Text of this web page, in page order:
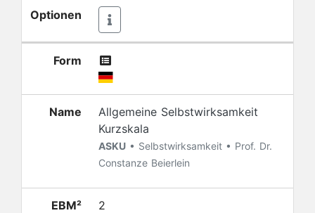
Optionen
Form
Name
Allgemeine Selbstwirksamkeit
Kurzskala
ASKU • Selbstwirksamkeit • Prof. Dr.
Constanze Beierlein
EBM² 2